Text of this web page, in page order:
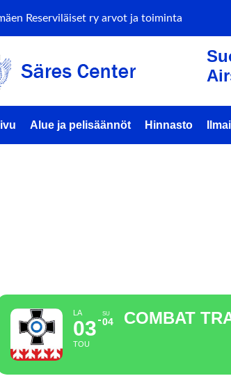
Reserviläiset ry arvot ja toiminta
Alue ja pelisäännöt Hinnasto
LA
03
TOU
SU
04 COMBAT